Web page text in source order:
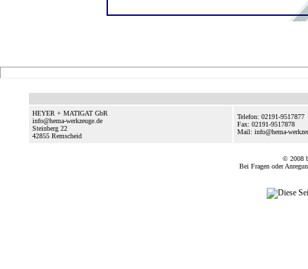
HEYER + MATIGAT GbR
info@hema-werkzeuge.de
Steinberg 22
42855 Remscheid
Telefon: 02191-9517877
Fax: 02191-9517878
Mail: info@hema-
© 2008
Bei Fragen oder